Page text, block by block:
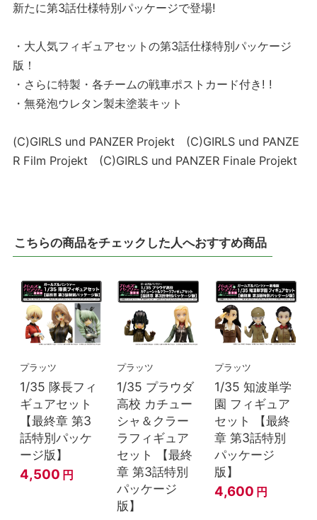
新たに第3話仕様特別パッケージで登場!
・大人気フィギュアセットの第3話仕様特別パッケージ
版！
・さらに特製・各チームの戦車ポストカード付き! !
・無発泡ウレタン製未塗装キット
(C)GIRLS und PANZER Projekt (C)GIRLS und PANZE
R Film Projekt (C)GIRLS und PANZER Finale Projekt
こちらの商品をチェックした人へおすすめ商品
プラッツ
1/35 隊長フィ
ギュアセット
【最終章 第3
話特別パッケ
ージ版】
4,500 円
プラッツ
1/35 プラウダ
高校 カチュー
シャ＆クラー
ラフィギュア
セット 【最終
章 第3話特別
パッケージ
版】
プラッツ
1/35 知波単学
園 フィギュア
セット 【最終
章 第3話特別
パッケージ
版】
4,600 円